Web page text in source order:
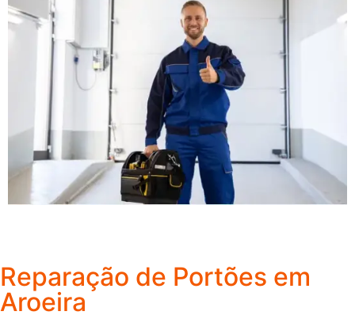
Reparação de Portões em
Aroeira